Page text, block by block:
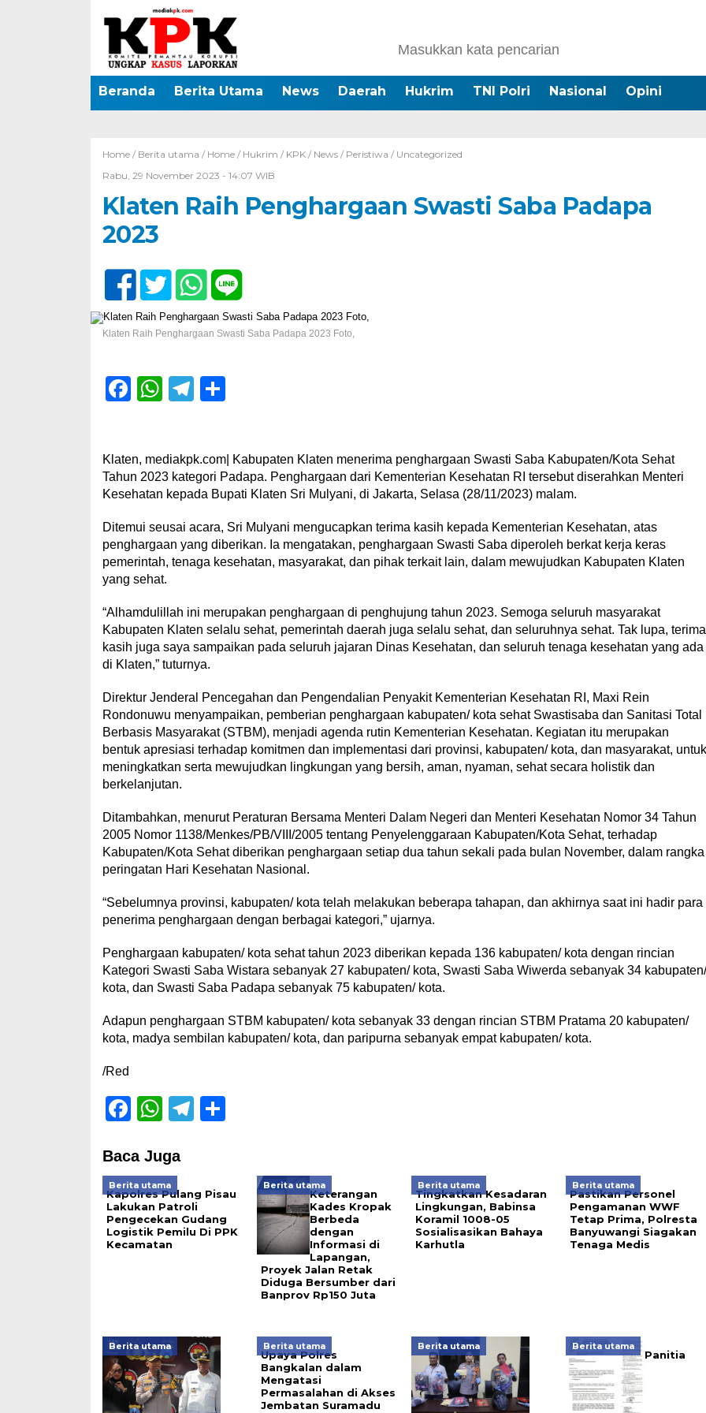
Beranda Berita Utama News Daerah Hukrim TNI Polri Nasional Opini
Home / Berita utama / Home/ Hukrim / KPK/ News/ Peristiwa / Uncategorized
Rabu, 29 November 2023 - 14:07 WIB
Klaten Raih Penghargaan Swasti Saba Padapa
2023
Klaten Raih Penghargaan Swasti Saba Padapa 2023 Foto,
Facebook
WhatsApp
Telegram
Klaten, mediakpk.com| Kabupaten Klaten menerima penghargaan Swasti Saba Kabupaten/Kota Sehat
Tahun 2023 kategori Padapa. Penghargaan dari Kementerian Kesehatan RI tersebut diserahkan Menteri
Kesehatan kepada Bupati Klaten Sri Mulyani, di Jakarta, Selasa (28/11/2023) malam.
Ditemui seusai acara, Sri Mulyani mengucapkan terima kasih kepada Kementerian Kesehatan, atas
penghargaan yang diberikan. Ia mengatakan, penghargaan Swasti Saba diperoleh berkat kerja keras
pemerintah, tenaga kesehatan, masyarakat, dan pihak terkait lain, dalam mewujudkan Kabupaten Klaten
yang sehat.
“Alhamdulillah ini merupakan penghargaan di penghujung tahun 2023. Semoga seluruh masyarakat
Kabupaten Klaten selalu sehat, pemerintah daerah juga selalu sehat, dan seluruhnya sehat. Tak lupa, terima
kasih juga saya sampaikan pada seluruh jajaran Dinas Kesehatan, dan seluruh tenaga kesehatan yang ada
di Klaten,” tuturnya.
Direktur Jenderal Pencegahan dan Pengendalian Penyakit Kementerian Kesehatan RI, Maxi Rein
Rondonuwu menyampaikan, pemberian penghargaan kabupaten/ kota sehat Swastisaba dan Sanitasi Total
Berbasis Masyarakat (STBM), menjadi agenda rutin Kementerian Kesehatan. Kegiatan itu merupakan
bentuk apresiasi terhadap komitmen dan implementasi dari provinsi, kabupaten/ kota, dan masyarakat, untuk
meningkatkan serta mewujudkan lingkungan yang bersih, aman, nyaman, sehat secara holistik dan
berkelanjutan.
Ditambahkan, menurut Peraturan Bersama Menteri Dalam Negeri dan Menteri Kesehatan Nomor 34 Tahun
2005 Nomor 1138/Menkes/PB/VIII/2005 tentang Penyelenggaraan Kabupaten/Kota Sehat, terhadap
Kabupaten/Kota Sehat diberikan penghargaan setiap dua tahun sekali pada bulan November, dalam rangka
peringatan Hari Kesehatan Nasional.
“Sebelumnya provinsi, kabupaten/ kota telah melakukan beberapa tahapan, dan akhirnya saat ini hadir para
penerima penghargaan dengan berbagai kategori,” ujarnya.
Penghargaan kabupaten/ kota sehat tahun 2023 diberikan kepada 136 kabupaten/ kota dengan rincian
Kategori Swasti Saba Wistara sebanyak 27 kabupaten/ kota, Swasti Saba Wiwerda sebanyak 34 kabupaten/
kota, dan Swasti Saba Padapa sebanyak 75 kabupaten/ kota.
Adapun penghargaan STBM kabupaten/ kota sebanyak 33 dengan rincian STBM Pratama 20 kabupaten/
kota, madya sembilan kabupaten/ kota, dan paripurna sebanyak empat kabupaten/ kota.
/Red
Facebook
WhatsApp
Telegram
Baca Juga
Berita utama
Kapolres Pulang Pisau
Lakukan Patroli
Pengecekan Gudang
Logistik Pemilu Di PPK
Kecamatan
Berita utama
Keterangan
Kades Kropak
Berbeda
dengan
Informasi di
Lapangan,
Proyek Jalan Retak
Diduga Bersumber dari
Banprov Rp150 Juta
Berita utama
Tingkatkan Kesadaran
Lingkungan, Babinsa
Koramil 1008-05
Sosialisasikan Bahaya
Karhutla
Berita utama
Pastikan Personel
Pengamanan WWF
Tetap Prima, Polresta
Banyuwangi Siagakan
Tenaga Medis
Berita utama Berita utama
Upaya Polres
Bangkalan dalam
Mengatasi
Permasalahan di Akses
Jembatan Suramadu
Berita utama Berita utama
Panitia